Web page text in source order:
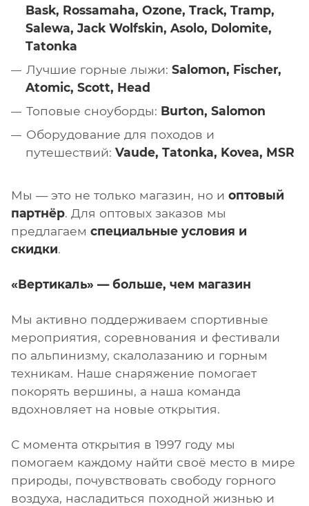
Bask, Rossamaha, Ozone, Track, Tramp,
Salewa, Jack Wolfskin, Asolo, Dolomite,
Tatonka
Лучшие горные лыжи: Salomon, Fischer,
Atomic, Scott, Head
Топовые сноуборды: Burton, Salomon
Оборудование для походов и
путешествий: Vaude, Tatonka, Kovea, MSR
Мы — это не только магазин, но и оптовый
партнёр. Для оптовых заказов мы
предлагаем специальные условия и
скидки.
«Вертикаль» — больше, чем магазин
Мы активно поддерживаем спортивные
мероприятия, соревнования и фестивали
по альпинизму, скалолазанию и горным
техникам. Наше снаряжение помогает
покорять вершины, а наша команда
вдохновляет на новые открытия.
С момента открытия в 1997 году мы
помогаем каждому найти своё место в мире
природы, почувствовать свободу горного
воздуха, насладиться походной жизнью и